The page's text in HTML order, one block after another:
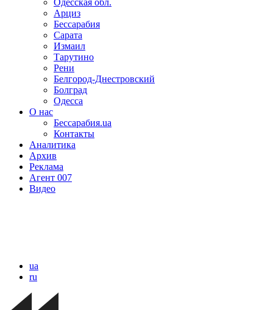
Одесская обл.
Арциз
Бессарабия
Сарата
Измаил
Тарутино
Рени
Белгород-Днестровский
Болград
Одесса
О нас
Бессарабия.ua
Контакты
Аналитика
Архив
Реклама
Агент 007
Видео
ua
ru